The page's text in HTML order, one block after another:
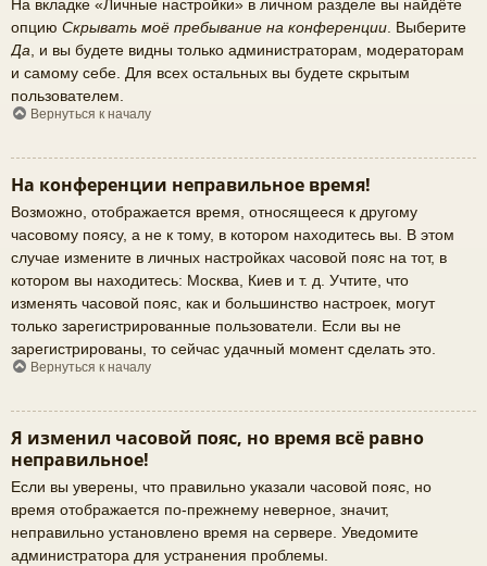
На вкладке «Личные настройки» в личном разделе вы найдёте
опцию Скрывать моё пребывание на конференции. Выберите
Да, и вы будете видны только администраторам, модераторам
и самому себе. Для всех остальных вы будете скрытым
пользователем.
Вернуться к началу
На конференции неправильное время!
Возможно, отображается время, относящееся к другому
часовому поясу, а не к тому, в котором находитесь вы. В этом
случае измените в личных настройках часовой пояс на тот, в
котором вы находитесь: Москва, Киев и т. д. Учтите, что
изменять часовой пояс, как и большинство настроек, могут
только зарегистрированные пользователи. Если вы не
зарегистрированы, то сейчас удачный момент сделать это.
Вернуться к началу
Я изменил часовой пояс, но время всё равно
неправильное!
Если вы уверены, что правильно указали часовой пояс, но
время отображается по-прежнему неверное, значит,
неправильно установлено время на сервере. Уведомите
администратора для устранения проблемы.